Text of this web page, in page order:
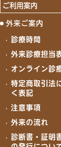
ご利用案内
外来ご案内
診療時間
外来診療担当
オンライン診
特定商取引法
く表記
注意事項
外来の流れ
診断書・証明